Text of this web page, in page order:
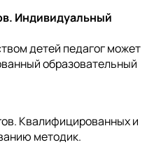
Индивидуальный
детей педагог может
образовательный
Квалифицированных и
методик.